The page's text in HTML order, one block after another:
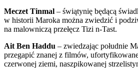
Meczet Tinmal – świątynię będącą
w historii Maroka można zwiedzić i
na malowniczą przełęcz Tizi n-Tast.
Ait Ben Haddu – zwiedzając południe
przegapić znanej z filmów,
czerwonej ziemi, naszpikowanej